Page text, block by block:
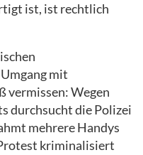
ist, ist rechtlich
mit
vermissen: Wegen
durchsucht die Polizei
mehrere Handys
kriminalisiert